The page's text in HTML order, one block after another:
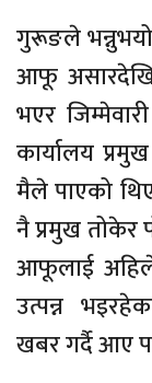
गुरूङले
आफू असारदेखि
भएर
कार्यालय
मैले पाएको
नै प्रमुख तोकेर
आफूलाई अहिले
उत्पन्न
खबर गर्दै आए